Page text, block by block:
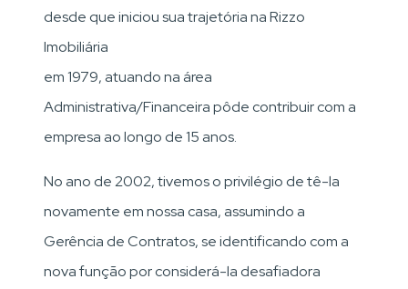
desde que iniciou sua trajetória na Rizzo
Imobiliária
em 1979, atuando na área
Administrativa/Financeira pôde contribuir com a
empresa ao longo de 15 anos.
No ano de 2002, tivemos o privilégio de tê-la
novamente em nossa casa, assumindo a
Gerência de Contratos, se identificando com a
nova função por considerá-la desafiadora